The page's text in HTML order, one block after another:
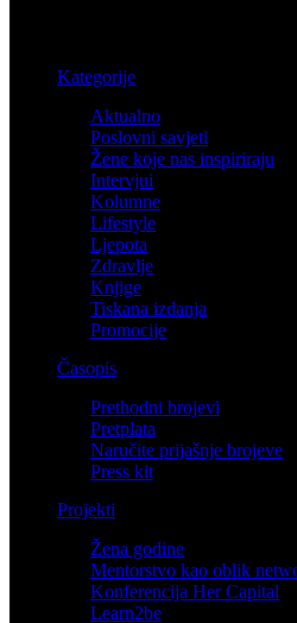
Kategorije
Aktualno
Poslovni savjeti
Žene koje nas inspiriraju
Intervjui
Kolumne
Lifestyle
Ljepota
Zdravlje
Knjige
Tiskana izdanja
Promocije
Časopis
Prethodni brojevi
Pretplata
Naručite prijašnje brojeve
Press kit
Projekti
Žena godine
Mentorstvo kao oblik
Konferencija Her Capital
Learn2be